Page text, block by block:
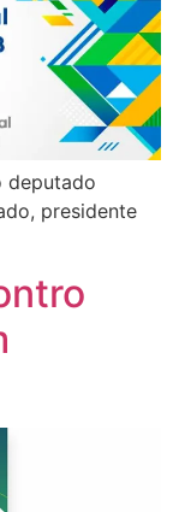
deputado
presidente